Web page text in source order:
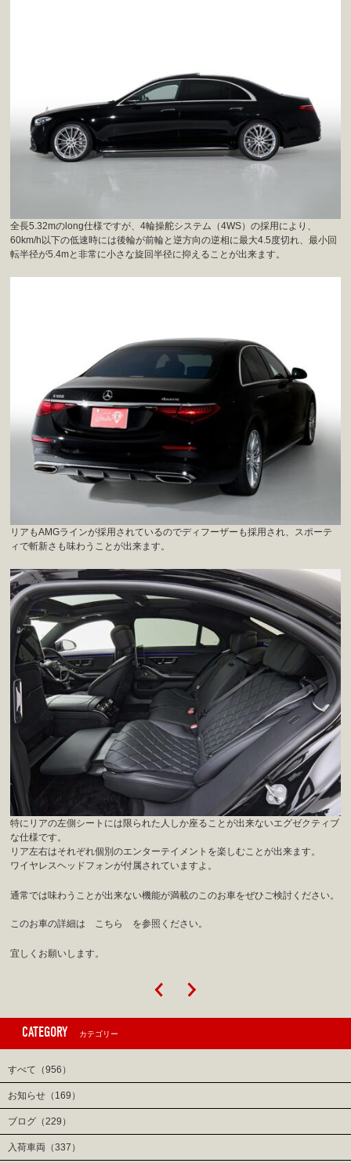
全長5.32mのlong仕様ですが、4輪操舵システム（4WS）の採用により、
60km/h以下の低速時には後輪が前輪と逆方向の逆相に最大4.5度切れ、最小回
転半径が5.4mと非常に小さな旋回半径に抑えることが出来ます。
リアもAMGラインが採用されているのでディフーザーも採用され、スポーテ
ィで斬新さも味わうことが出来ます。
特にリアの左側シートには限られた人しか座ることが出来ないエグゼクティブ
な仕様です。
リア左右はそれぞれ個別のエンターテイメントを楽しむことが出来ます。
ワイヤレスヘッドフォンが付属されていますよ。
通常では味わうことが出来ない機能が満載のこのお車をぜひご検討ください。
このお車の詳細は こちら を参照ください。
宜しくお願いします。
CATEGORY カテゴリー
すべて（956）
お知らせ（169）
ブログ（229）
入荷車両（337）